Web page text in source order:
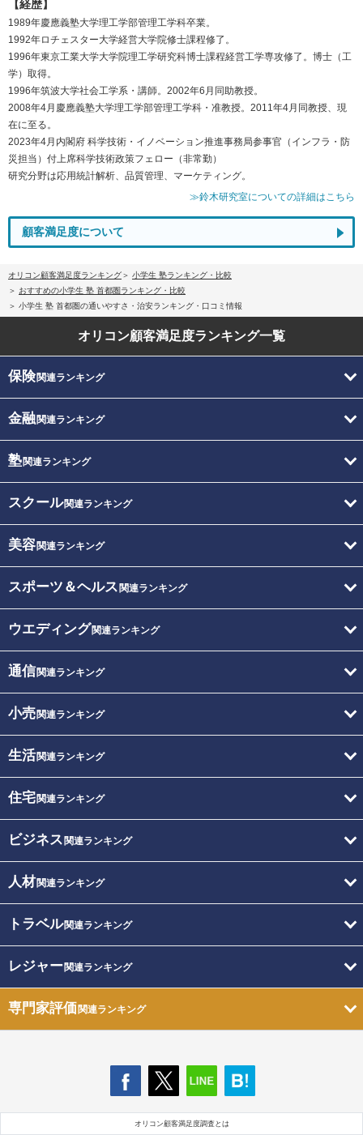
【経歴】
1989年慶應義塾大学理工学部管理工学科卒業。
1992年ロチェスター大学経営大学院修士課程修了。
1996年東京工業大学大学院理工学研究科博士課程経営工学専攻修了。博士（工
学）取得。
1996年筑波大学社会工学系・講師。2002年6月同助教授。
2008年4月慶應義塾大学理工学部管理工学科・准教授。2011年4月同教授、現
在に至る。
2023年4月内閣府 科学技術・イノベーション推進事務局参事官（インフラ・防
災担当）付上席科学技術政策フェロー（非常勤）
研究分野は応用統計解析、品質管理、マーケティング。
≫鈴木研究室についての詳細はこちら
顧客満足度について
オリコン顧客満足度ランキング
小学生 塾ランキング・比較
おすすめの小学生 塾 首都圏ランキング・比較
小学生 塾 首都圏の通いやすさ・治安ランキング・口コミ情報
オリコン顧客満足度ランキング一覧
保険関連ランキング
金融関連ランキング
塾関連ランキング
スクール関連ランキング
美容関連ランキング
スポーツ＆ヘルス 関連ランキング
ウエディング関連ランキング
通信関連ランキング
小売関連ランキング
生活関連ランキング
住宅関連ランキング
ビジネス 関連ランキング
人材関連ランキング
トラベル関連ランキング
レジャー関連ランキング
専門家評価関連ランキング
オリコン顧客満足度調査とは